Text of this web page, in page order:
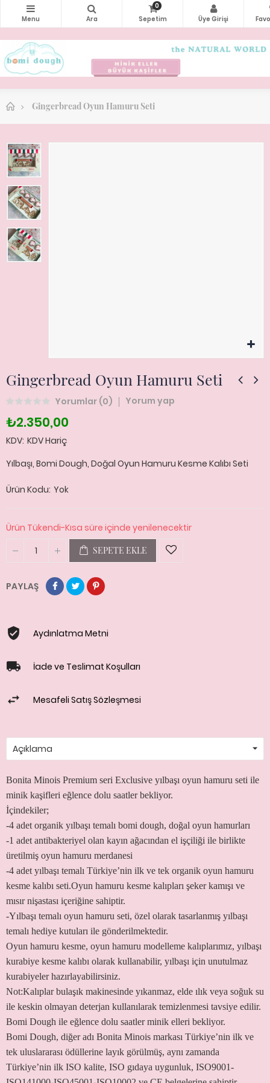
0
Gingerbread Oyun Hamuru Seti
Gingerbread Oyun Hamuru Seti
Yorumlar (0) Yorum yap
₺2.350,00
KDV KDV Hariç
Yılbaşı, Bomi Dough, Doğal Oyun Hamuru Kesme Kalıbı Seti
Ürün Kodu Yok
Ürün Tükendi-Kısa süre içinde yenilenecektir
SEPETE EKLE
PAYLAŞ
Aydınlatma Metni
İade ve Teslimat Koşulları
Mesafeli Satış Sözleşmesi
Açıklama
Bonita Minois Premium seri Exclusive yılbaşı oyun hamuru seti ile
minik kaşifleri eğlence dolu saatler bekliyor.
İçindekiler;
-4 adet organik yılbaşı temalı bomi dough, doğal oyun hamurları
-1 adet antibakteriyel olan kayın ağacından el işçiliği ile birlikte
üretilmiş oyun hamuru merdanesi
-4 adet yılbaşı temalı Türkiye’nin ilk ve tek organik oyun hamuru
kesme kalıbı seti.Oyun hamuru kesme kalıpları şeker kamışı ve
mısır nişastası içeriğine sahiptir.
-Yılbaşı temalı oyun hamuru seti, özel olarak tasarlanmış yılbaşı
temalı hediye kutuları ile gönderilmektedir.
Oyun hamuru kesme, oyun hamuru modelleme kalıplarımız, yılbaşı
kurabiye kesme kalıbı olarak kullanabilir, yılbaşı için unutulmaz
kurabiyeler hazırlayabilirsiniz.
Not:Kalıplar bulaşık makinesinde yıkanmaz, elde ılık veya soğuk su
ile keskin olmayan deterjan kullanılarak temizlenmesi tavsiye edilir.
Bomi Dough ile eğlence dolu saatler minik elleri bekliyor.
Bomi Dough, diğer adı Bonita Minois markası Türkiye’nin ilk ve
tek uluslararası ödüllerine layık görülmüş, aynı zamanda
Türkiye’nin ilk ISO kalite, ISO gıdaya uygunluk, ISO9001-